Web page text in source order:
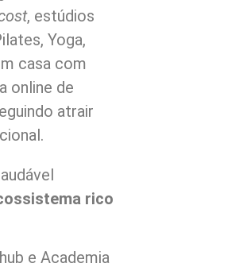
, estúdios
Yoga,
casa com
online de
atrair
rico
e Academia